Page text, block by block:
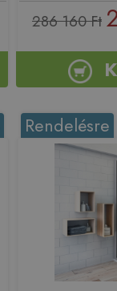
286 160 Ft
Rendelésre